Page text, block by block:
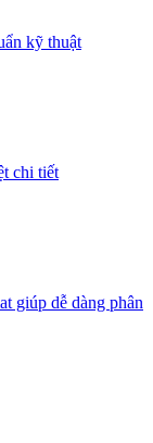
kỹ thuật
chi tiết
giúp dễ dàng phân